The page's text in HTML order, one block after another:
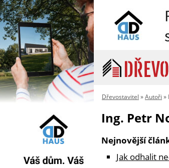
Dřevostavitel »Autoři »
Ing. Petr
Nejnovější
Jak odhalit